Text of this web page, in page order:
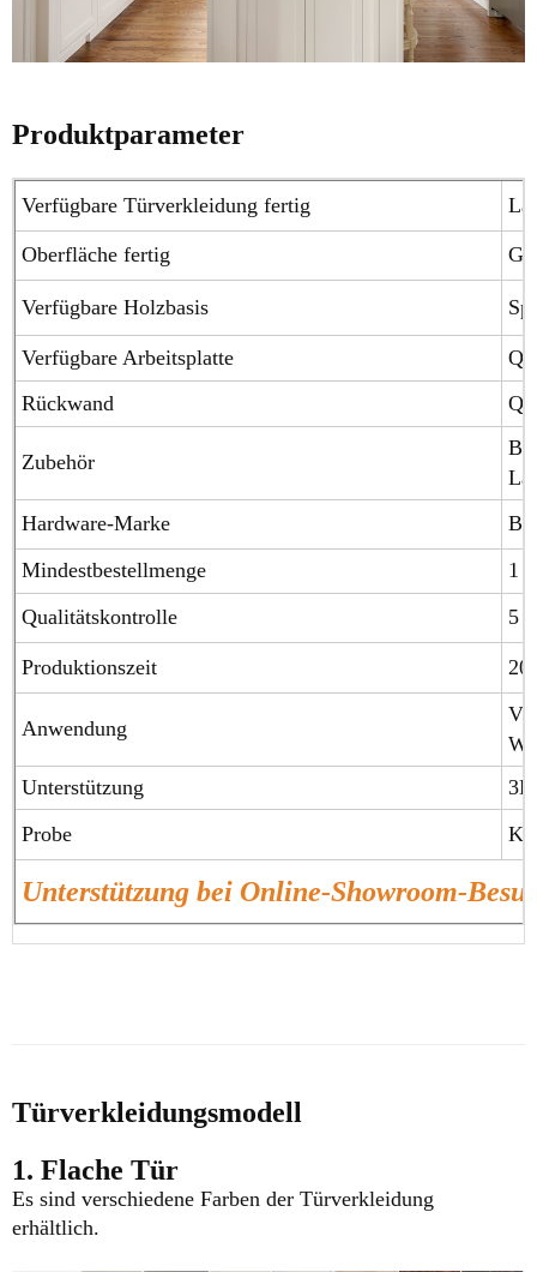
Produktparameter
Verfügbare Türverkleidung fertig
Oberfläche fertig
Verfügbare Holzbasis
Verfügbare Arbeitsplatte
Rückwand
Zubehör
Hardware-Marke
Mindestbestellmenge
1
Qualitätskontrolle
5
Produktionszeit
Anwendung
Unterstützung
Probe
Unterstützung bei Online-Showroom-
Türverkleidungsmodell
1. Flache Tür
Es sind verschiedene Farben der Türverkleidung
erhältlich.